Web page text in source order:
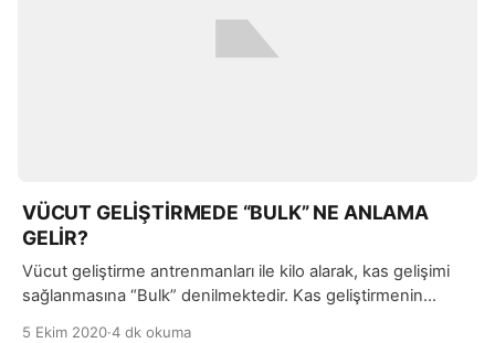
VÜCUT GELİŞTİRMEDE “BULK” NE ANLAMA
GELİR?
Vücut geliştirme antrenmanları ile kilo alarak, kas gelişimi
sağlanmasına “Bulk” denilmektedir. Kas geliştirmenin
5 Ekim 2020·4 dk okuma